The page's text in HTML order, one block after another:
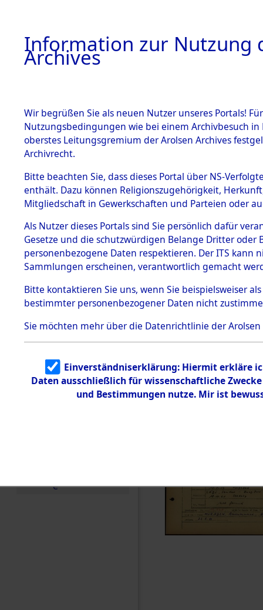
BESTÄNDE
1.
mente
5. Verschiedenes
5.3
Todesmärsche
5.3.1 Alliierte
Erhebungen
zu
Todesmärsch
en
5.3.2
Identifizierun
g
5.3.3
Todesmärsch
e
Dead -
Branch -
0075
Information zur Nutzung
Archives
Wir begrüßen Sie als neuen Nutzer unseres Portals!
Nutzungsbedingungen wie bei einem Archivbesuch
oberstes Leitungsgremium der Arolsen Archives
Archivrecht.
Bitte beachten Sie, dass dieses Portal über NS-
enthält. Dazu können Religionszugehörigkeit,
Mitgliedschaft in Gewerkschaften und Parteien oder
Als Nutzer dieses Portals sind Sie persönlich dafür
Gesetze und die schutzwürdigen Belange Dritter
personenbezogene Daten respektieren. Der ITS
Sammlungen erscheinen, verantwortlich gemacht
Bitte kontaktieren Sie uns, wenn Sie beispielsweiser
bestimmter personenbezogener Daten nicht
Sie möchten mehr über die Datenrichtlinie der Arolsen
Einverständniserklärung: Hiermit erkläre
Daten ausschließlich für wissenschaftliche
und Bestimmungen nutze. Mir ist